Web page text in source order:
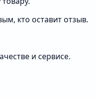
кто оставит отзыв.
и сервисе.